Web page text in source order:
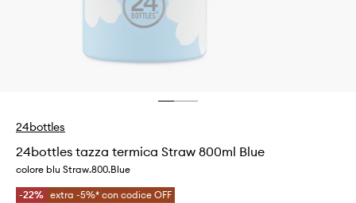
24bottles
24bottles tazza termica Straw 800ml Blue
colore blu Straw.800.Blue
-22% extra -5%* con codice OFF